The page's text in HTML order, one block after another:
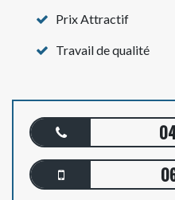
Prix Attractif
Travail de qualité